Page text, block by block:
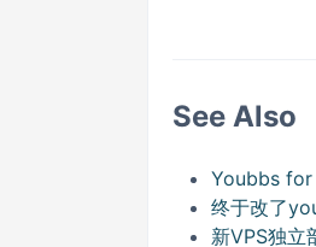
See Also
Youbbs for
终于改了
新VPS独立